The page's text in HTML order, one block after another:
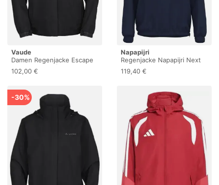
Vaude
Damen Regenjacke Escape
Light schwarz | 42
102,00 €
Napapijri
Regenjacke Napapijri Next
119,40 €
-30%